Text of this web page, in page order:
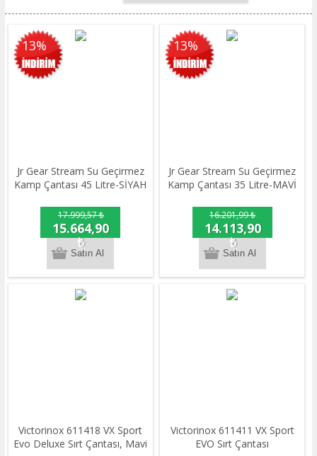
13%
Jr Gear Stream Su Geçirmez
Kamp Çantası 45 Litre-SİYAH
17.999,57 ₺
15.664,90
₺
13%
Jr Gear Stream Su Geçirmez
Kamp Çantası 35 Litre-MAVİ
16.201,99 ₺
14.113,90
₺
Victorinox 611418 VX Sport
Evo Deluxe Sırt Çantası, Mavi
​​Victorinox 611411 VX Sport
EVO Sırt Çantası